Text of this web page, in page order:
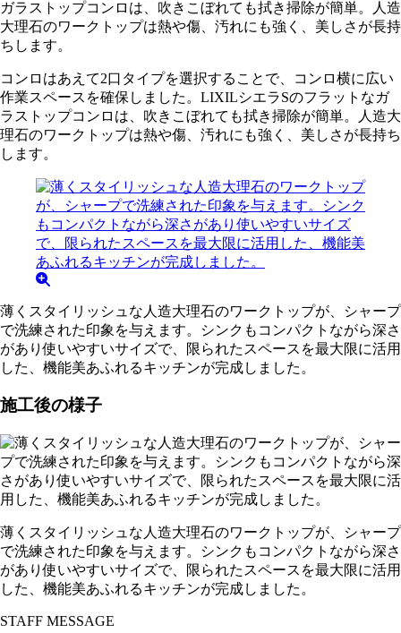
コンロはあえて2口タイプを選択することで、コンロ横に広い
作業スペースを確保しました。LIXILシエラSのフラットなガ
ラストップコンロは、吹きこぼれても拭き掃除が簡単。人造大
理石のワークトップは熱や傷、汚れにも強く、美しさが長持ち
します。
薄くスタイリッシュな人造大理石のワークトップが、シャープ
で洗練された印象を与えます。シンクもコンパクトながら深さ
があり使いやすいサイズで、限られたスペースを最大限に活用
した、機能美あふれるキッチンが完成しました。
施工後の様子
薄くスタイリッシュな人造大理石のワークトップが、シャープ
で洗練された印象を与えます。シンクもコンパクトながら深さ
があり使いやすいサイズで、限られたスペースを最大限に活用
した、機能美あふれるキッチンが完成しました。
STAFF MESSAGE